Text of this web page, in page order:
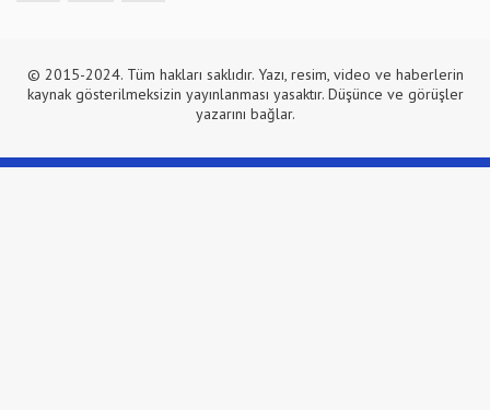
© 2015-2024. Tüm hakları saklıdır. Yazı, resim, video ve haberlerin
kaynak gösterilmeksizin yayınlanması yasaktır. Düşünce ve görüşler
yazarını bağlar.